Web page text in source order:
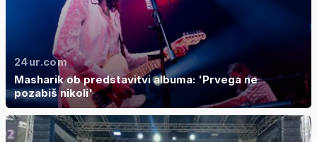
24ur.com
Masharik ob predstavitvi albuma: 'Prvega ne
pozabiš nikoli'